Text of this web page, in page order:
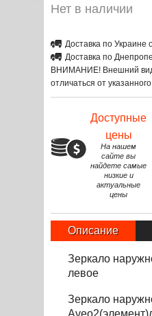
Нет в наличии
Доставка по Украине
Доставка по
ВНИМАНИЕ! Внешний
отличаться от
Доступные
цены
На нашем
сайте вы
найдете самые
низкие и
актуальные
цены
Описание
Зеркало
левое
Зеркало